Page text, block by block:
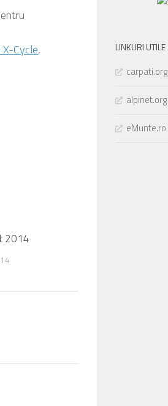
Cycle,
2014
LINKURI UTILE
carpati.org
alpinet.org
eMunte.ro